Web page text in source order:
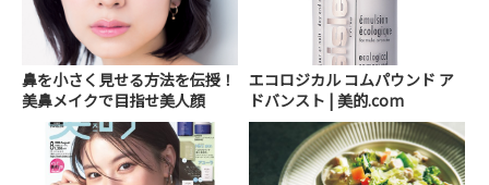
鼻を小さく見せる方法を伝授！
美鼻メイクで目指せ美人顔
エコロジカル コムパウンド ア
ドバンスト | 美的.com